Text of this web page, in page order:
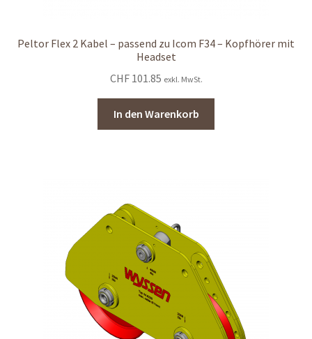
Peltor Flex 2 Kabel – passend zu Icom F34 – Kopfhörer mit
Headset
CHF101.85 exkl. MwSt.
In den Warenkorb